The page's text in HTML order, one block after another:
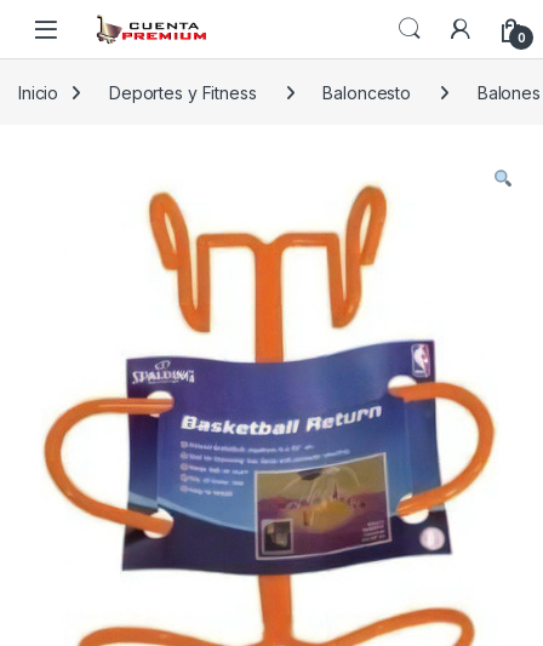
Skip to navigation
Skip to content
0
Inicio Deportes y Fitness Baloncesto Balones